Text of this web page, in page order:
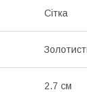
Сітка
2.7 см